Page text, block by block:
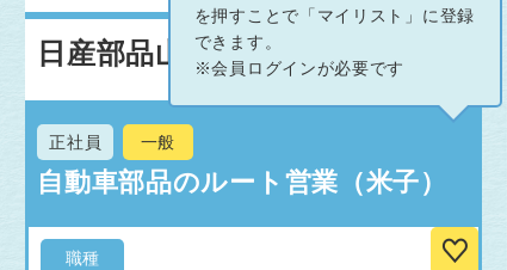
日産部品山陰販売株式会社
正社員 一般
自動車部品のルート営業（米子）
職種
を押すことで「マイリスト」に登録
できます。
※会員ログインが必要です